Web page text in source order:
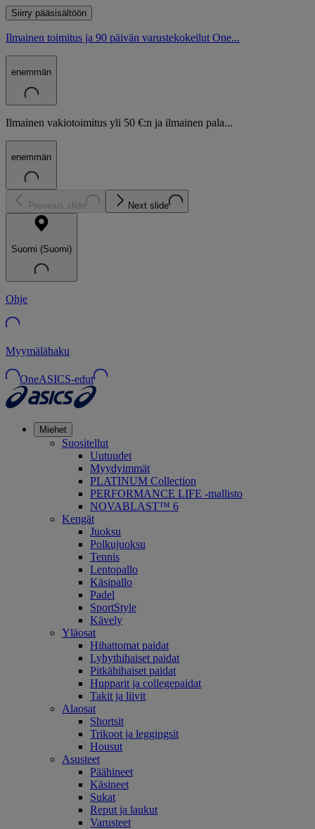
Siirry pääsisältöön
Ilmainen toimitus ja 90 päivän varustekokeilut One...
enemmän
Ilmainen vakiotoimitus yli 50 €:n ja ilmainen pala...
enemmän
Previous slide Next slide
Suomi (Suomi)
Ohje
Myymälähaku
OneASICS-edut
Miehet
Suositellut
Uutuudet
Myydyimmät
PLATINUM Collection
PERFORMANCE LIFE -mallisto
NOVABLAST™ 6
Kengät
Juoksu
Polkujuoksu
Tennis
Lentopallo
Käsipallo
Padel
SportStyle
Kävely
Yläosat
Hihattomat paidat
Lyhythihaiset paidat
Pitkähihaiset paidat
Hupparit ja collegepaidat
Takit ja liivit
Alaosat
Shortsit
Trikoot ja leggingsit
Housut
Asusteet
Päähineet
Käsineet
Sukat
Reput ja laukut
Varusteet